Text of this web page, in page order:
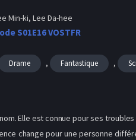
Min-ki, Lee Da-hee
S01E16 VOSTFR
Drame , Fantastique ,
Elle est connue pour ses
change pour une personne